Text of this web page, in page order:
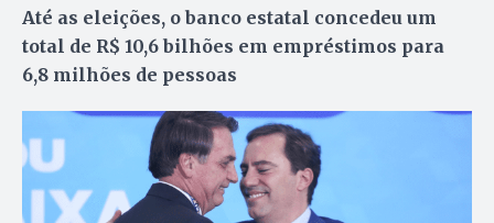
Até as eleições, o banco estatal concedeu um
total de R$ 10,6 bilhões em empréstimos para
6,8 milhões de pessoas